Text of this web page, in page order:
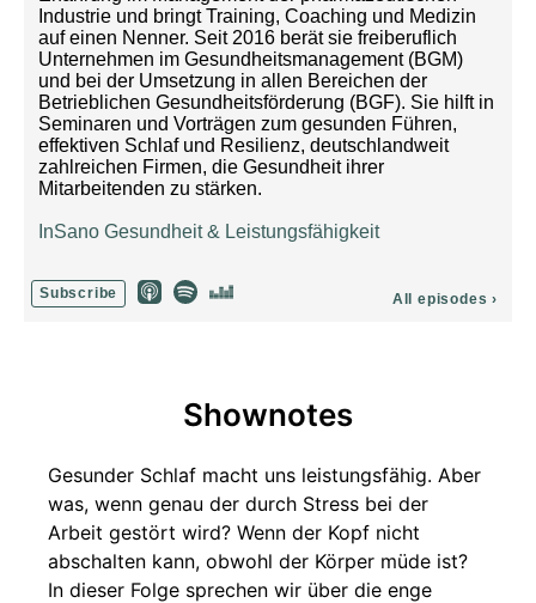
Industrie und bringt Training, Coaching und Medizin
auf einen Nenner. Seit 2016 berät sie freiberuflich
Unternehmen im Gesundheitsmanagement (BGM)
und bei der Umsetzung in allen Bereichen der
Betrieblichen Gesundheitsförderung (BGF). Sie hilft in
Seminaren und Vorträgen zum gesunden Führen,
effektiven Schlaf und Resilienz, deutschlandweit
zahlreichen Firmen, die Gesundheit ihrer
Mitarbeitenden zu stärken.
InSano Gesundheit & Leistungsfähigkeit
Subscribe All episodes ›
Shownotes
Gesunder Schlaf macht uns leistungsfähig. Aber
was, wenn genau der durch Stress bei der
Arbeit gestört wird? Wenn der Kopf nicht
abschalten kann, obwohl der Körper müde ist?
In dieser Folge sprechen wir über die enge